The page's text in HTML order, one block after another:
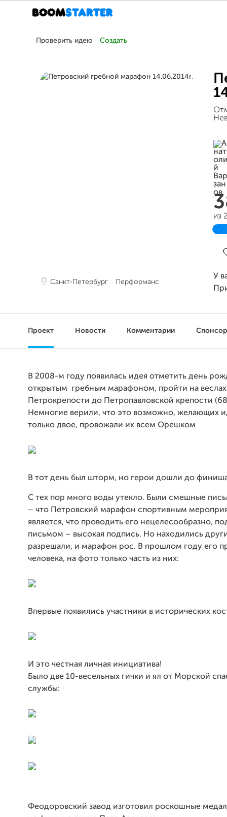
Проверить идею Создать
Санкт-Петербург Перформанс
из
У
Проект Новости Комментарии
В 2008-м году появилась идея отметить день
открытым гребным марафоном, пройти на
Петрокрепости до Петропавловской крепости
Немногие верили, что это возможно, желающих
только двое, провожали их всем Орешком
В тот день был шторм, но герои дошли до
С тех пор много воды утекло. Были смешные
– что Петровский марафон спортивным
является, что проводить его нецелесообразно,
письмом – высокая подпись. Но находились
разрешали, и марафон рос. В прошлом году его
человека, на фото только часть из них:
Впервые появились участники в исторических
И это честная личная инициатива!
Было две 10-весельных гички и ял от Морской
службы:
Феодоровский завод изготовил роскошные